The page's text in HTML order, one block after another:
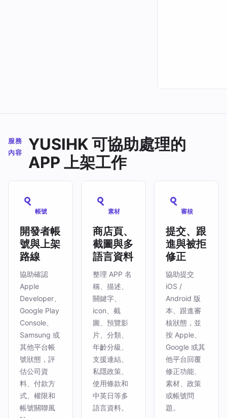
服務
內容
YUSIHK 可協助處理的
APP 上架工作
帳號
開發者帳
號與上架
路線
協助確認
Apple
Developer、
Google Play
Console、
Samsung 或
其他平台帳
號狀態，評
估公司資
料、付款方
式、權限和
帳號關聯風
素材
商店頁、
截圖與多
語言資料
整理 APP 名
稱、描述、
關鍵字、
icon、截
圖、預覽影
片、分類、
年齡分級、
支援連結、
私隱政策、
使用條款和
中英日等多
語言資料。
審核
提交、跟
進與被拒
修正
協助提交
iOS /
Android 版
本、跟進審
核狀態，並
按 Apple、
Google 或其
他平台回覆
修正功能、
素材、政策
或帳號問
題。